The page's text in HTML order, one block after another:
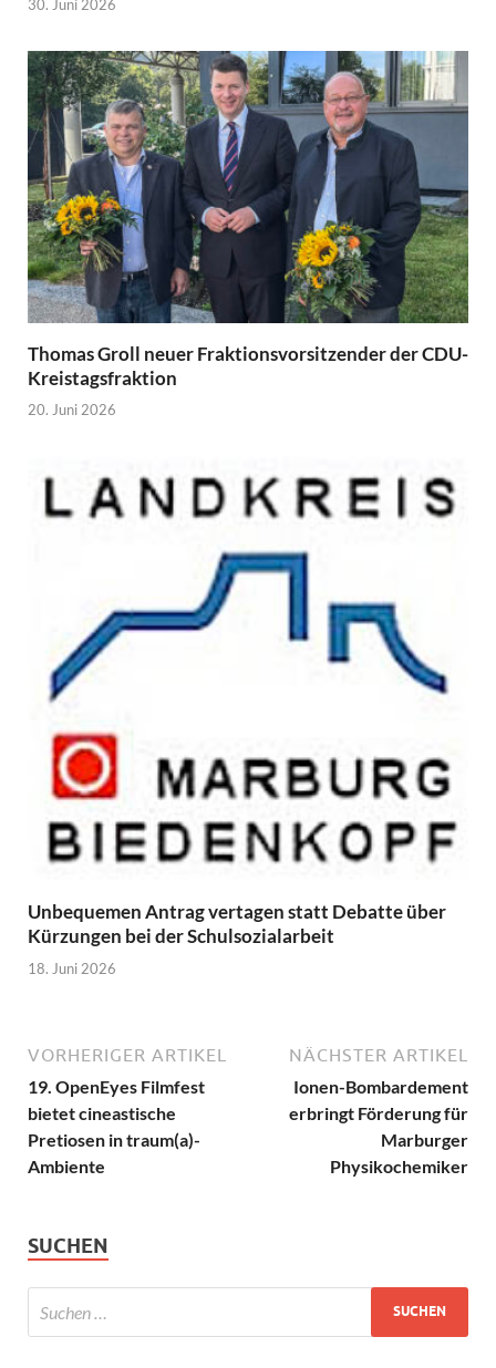
30. Juni 2026
Thomas Groll neuer Fraktionsvorsitzender der CDU-
Kreistagsfraktion
20. Juni 2026
Unbequemen Antrag vertagen statt Debatte über
Kürzungen bei der Schulsozialarbeit
18. Juni 2026
VORHERIGER ARTIKEL
19. OpenEyes Filmfest
bietet cineastische
Pretiosen in traum(a)-
Ambiente
NÄCHSTER ARTIKEL
Ionen-Bombardement
erbringt Förderung für
Marburger
Physikochemiker
SUCHEN